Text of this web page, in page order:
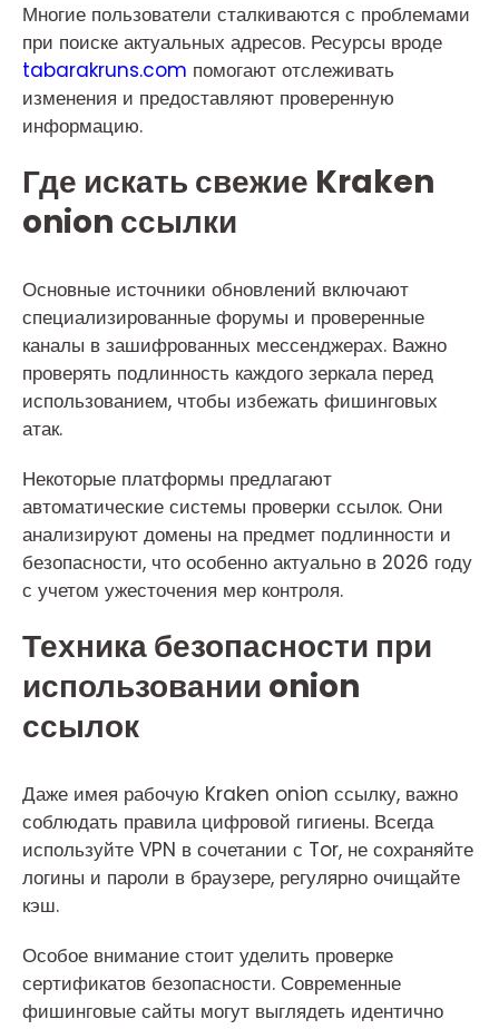
Многие пользователи сталкиваются с проблемами
при поиске актуальных адресов. Ресурсы вроде
tabarakruns.com помогают отслеживать
изменения и предоставляют проверенную
информацию.
Где искать свежие Kraken
onion ссылки
Основные источники обновлений включают
специализированные форумы и проверенные
каналы в зашифрованных мессенджерах. Важно
проверять подлинность каждого зеркала перед
использованием, чтобы избежать фишинговых
атак.
Некоторые платформы предлагают
автоматические системы проверки ссылок. Они
анализируют домены на предмет подлинности и
безопасности, что особенно актуально в 2026 году
с учетом ужесточения мер контроля.
Техника безопасности при
использовании onion
ссылок
Даже имея рабочую Kraken onion ссылку, важно
соблюдать правила цифровой гигиены. Всегда
используйте VPN в сочетании с Tor, не сохраняйте
логины и пароли в браузере, регулярно очищайте
кэш.
Особое внимание стоит уделить проверке
сертификатов безопасности. Современные
фишинговые сайты могут выглядеть идентично